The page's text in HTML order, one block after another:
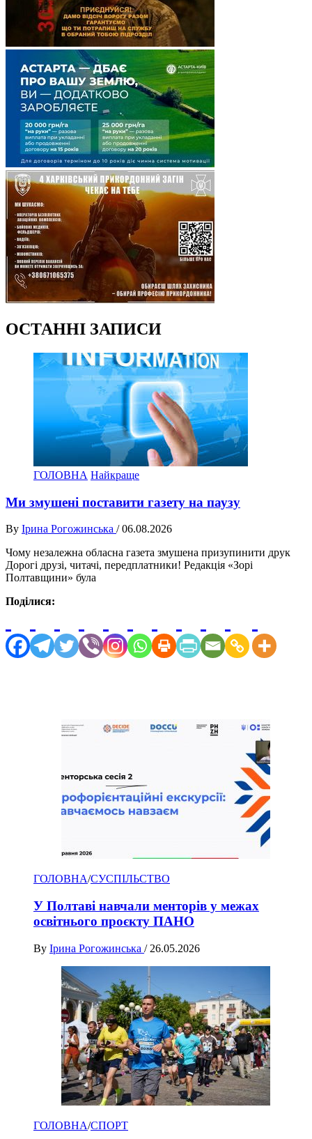
ОСТАННІ ЗАПИСИ
ГОЛОВНА Найкраще
Ми змушені поставити газету на паузу
By Ірина Рогожинська / 06.08.2026
Чому незалежна обласна газета змушена призупинити друк
Дорогі друзі, читачі, передплатники! Редакція «Зорі
Полтавщини» була
Поділися:
ГОЛОВНА/СУСПІЛЬСТВО
У Полтаві навчали менторів у межах
освітнього проєкту ПАНО
By Ірина Рогожинська / 26.05.2026
ГОЛОВНА/СПОРТ